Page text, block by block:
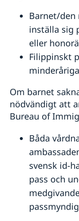
Barnet/den
inställa sig
eller
Filippinskt
Om barnet
nödvändigt att
Bureau of
Båda
svensk id-
pass och